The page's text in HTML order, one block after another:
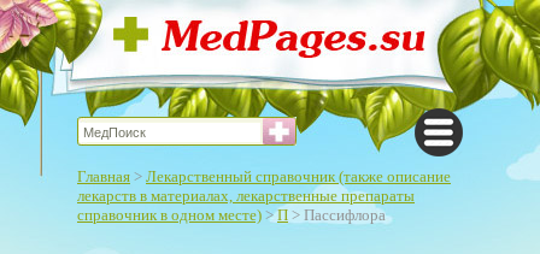
Главная > Лекарственный справочник (также описание
лекарств в материалах, лекарственные препараты
справочник в одном месте) >П > Пассифлора